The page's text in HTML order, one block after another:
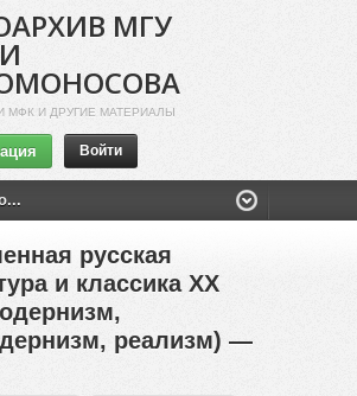
МГУ
МФК И ДРУГИЕ МАТЕРИАЛЫ
Войти
русская
и классика XX
реализм) —